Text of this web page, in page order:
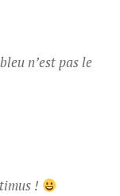
n’est pas le
!